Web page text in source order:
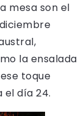
mesa son el
la ensalada
toque
el día 24.